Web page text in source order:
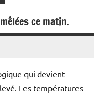
ce matin.
qui devient
Les températures